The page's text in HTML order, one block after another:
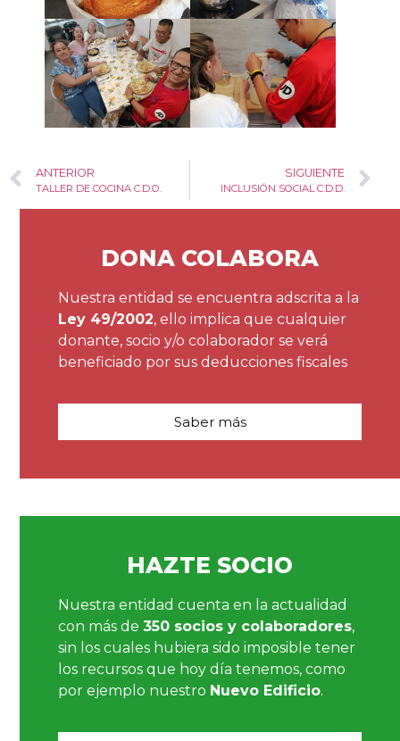
ANTERIOR
TALLER DE COCINA C.D.O.
SIGUIENTE
INCLUSIÓN SOCIAL C.D.D.
DONA COLABORA
Nuestra entidad se encuentra adscrita a la
Ley 49/2002, ello implica que cualquier
donante, socio y/o colaborador se verá
beneficiado por sus deducciones fiscales
Saber más
HAZTE SOCIO
Nuestra entidad cuenta en la actualidad
con más de 350 socios y colaboradores,
sin los cuales hubiera sido imposible tener
los recursos que hoy día tenemos, como
por ejemplo nuestro Nuevo Edificio.